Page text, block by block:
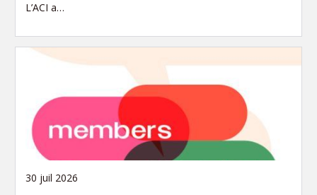
L’ACI a…
30 juil 2026